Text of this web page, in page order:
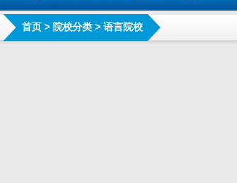
首页 > 院校分类 > 语言院校